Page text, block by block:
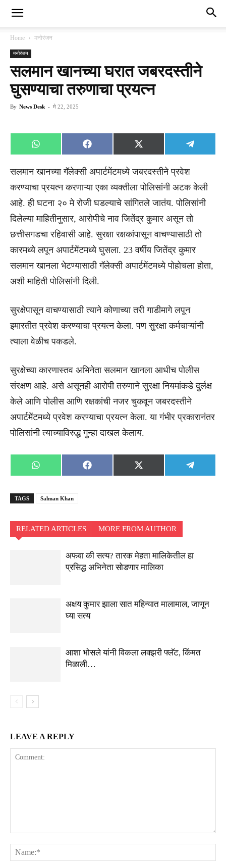
Home मनोरंजन
मनोरंजन
सलमान खानच्या घरात जबरदस्तीने
घुसण्याचा तरुणाचा प्रयत्न
By News Desk - मे 22, 2025
Share
on
WhatsApp
Share
on
Facebook
Share
on
X
(Twitter)
Share
on
सलमान खानच्या गॅलेक्सी अपार्टमेंटमध्ये जबरदस्तीने प्रवेश
करण्याचा प्रयत्न करणाऱ्या एका व्यक्तीला पोलिसांनी अटक केली
आहे. ही घटना २० मे रोजी घडल्याचे सांगितले जातंय. पोलिसांनी
दिलेल्या माहितीनुसार, आरोपीचे नाव जितेंद्र कुमार असून तो
छत्तीसगडचा रहिवासी आहे. सुरक्षा रक्षकांपासून वाचण्यासाठी तो
कारमध्ये लपून अपार्टमेंटमध्ये घुसला. 23 वर्षीय जितेंद्र कुमार
सलमान खानला भेटण्यासाठी गॅलेक्सी अपार्टमेंटमध्ये पोहोचला होता,
अशी माहिती पोलिसांनी दिली.
सुरक्षेपासून वाचण्यासाठी त्याने कोणाच्या तरी गाडीमागे लपून
इमारतीत प्रवेश करण्याचा प्रयत्न केला. पण सुरक्षा कर्मचाऱ्यांनी
त्याला वेळीच पकडले.
सुरक्षेच्या कारणास्तव अभिनेता सलमान खानला आधीच पोलीस
संरक्षण आहे. असे असूनही आरोपी तरुणाने सुरक्षा नियमांकडे दुर्लक्ष
केले आणि पोलीस आणि रक्षकांची नजर चुकवून जबरदस्तीने
अपार्टमेंटमध्ये प्रवेश करण्याचा प्रयत्न केला. या गंभीर प्रकारानंतर
पोलिसांनी त्याच्याविरुद्ध गुन्हा दाखल केलाय.
Share
on
WhatsApp
Share
on
Facebook
Share
on
X
(Twitter)
Share
on
TAGS Salman Khan
RELATED ARTICLES MORE FROM AUTHOR
अफवा की सत्य? तारक मेहता मालिकेतील हा
प्रसिद्ध अभिनेता सोडणार मालिका
अक्षय कुमार झाला सात महिन्यात मालामाल, जाणून
घ्या सत्य
आशा भोसले यांनी विकला लक्झरी फ्लॅट, किंमत
मिळाली…
LEAVE A REPLY